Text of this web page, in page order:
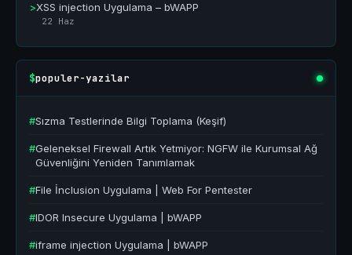
>XSS injection Uygulama – bWAPP
22 Haz
$populer-yazilar
#Sızma Testlerinde Bilgi Toplama (Keşif)
#Geleneksel Firewall Artık Yetmiyor: NGFW ile Kurumsal Ağ
Güvenliğini Yeniden Tanımlamak
#File İnclusion Uygulama | Web For Pentester
#IDOR Insecure Uygulama | bWAPP
#iframe injection Uygulama | bWAPP